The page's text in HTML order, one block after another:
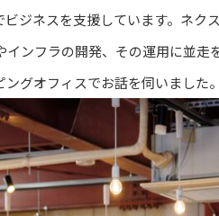
ジネスを支援しています。ネク
ンフラの開発、その運用に並走
グオフィスでお話を伺いました。